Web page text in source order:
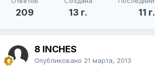
209 13 г. 11 г.
8 INCHES
Опубликовано 21 марта, 2013